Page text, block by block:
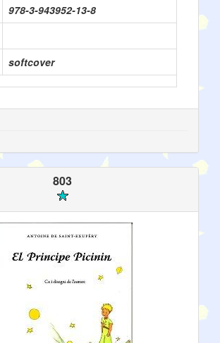
978-3-943952-13-8
softcover
803